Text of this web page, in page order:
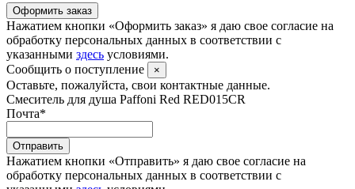
Оформить заказ
Нажатием кнопки «Оформить заказ» я даю свое согласие на
обработку персональных данных в соответствии с
указанными здесь условиями.
Сообщить о поступление
×
Оставьте, пожалуйста, свои контактные данные.
Смеситель для душа Paffoni Red RED015CR
Почта*
Отправить
Нажатием кнопки «Отправить» я даю свое согласие на
обработку персональных данных в соответствии с